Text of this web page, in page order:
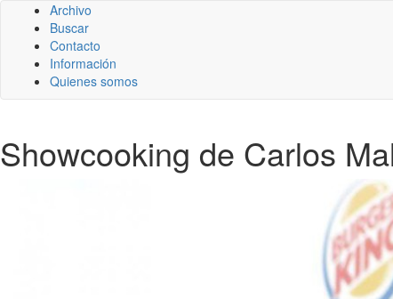
Archivo
Buscar
Contacto
Información
Quienes somos
Showcooking de Carlos